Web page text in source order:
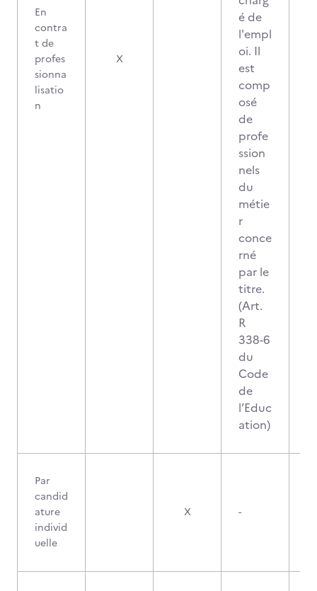
En
contra
t de
profes
sionna
lisatio
n
X
é de
l'empl
oi. Il
est
comp
osé
de
profe
ssion
nels
du
métie
r
conce
rné
par le
titre.
(Art.
R
338-6
du
Code
de
l’Educ
ation)
Par
candid
ature
individ
uelle
X -